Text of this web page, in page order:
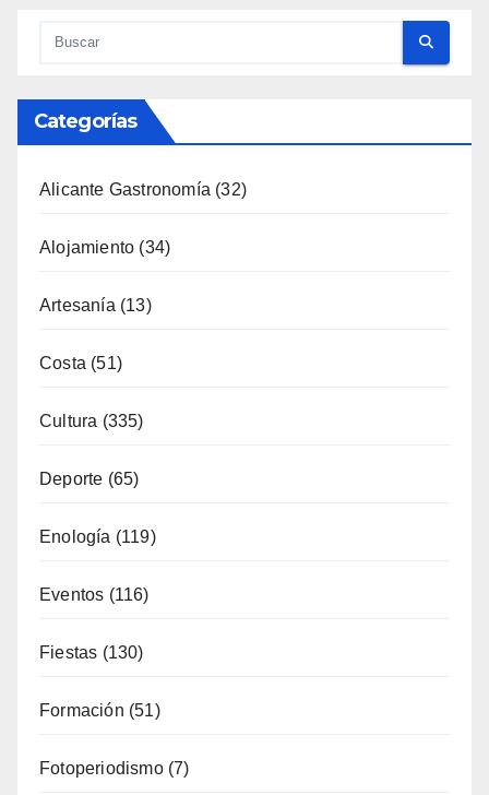
Categorías
Alicante Gastronomía (32)
Alojamiento (34)
Artesanía (13)
Costa (51)
Cultura (335)
Deporte (65)
Enología (119)
Eventos (116)
Fiestas (130)
Formación (51)
Fotoperiodismo(7)